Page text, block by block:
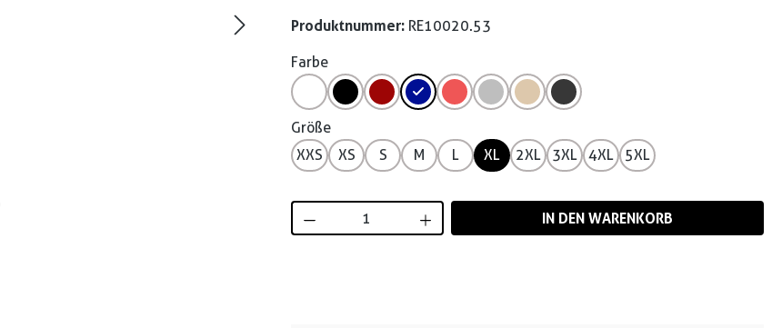
Produktnummer: RE10020.53
Farbe
Größe
XXS
XS S M L XL 2XL 3XL 4XL 5XL
Produkt Anzahl: Gib den gewünschten Wert ein
IN DEN WARENKORB